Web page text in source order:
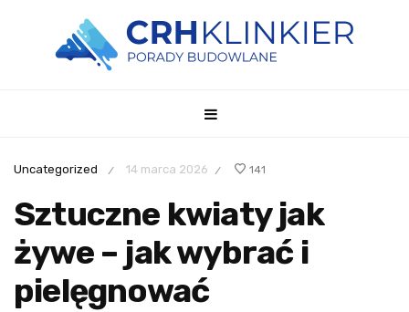
Uncategorized / 14 marca 2026 / 141
Sztuczne kwiaty jak
żywe – jak wybrać i
pielęgnować